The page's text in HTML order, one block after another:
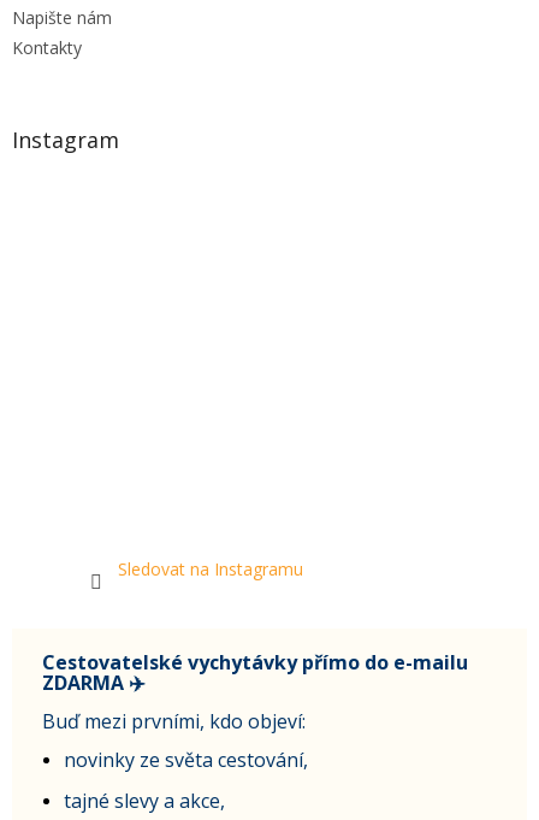
Napište nám
Kontakty
Instagram
Sledovat na Instagramu
Cestovatelské vychytávky přímo do e-mailu
ZDARMA ✈️
Buď mezi prvními, kdo objeví:
novinky ze světa cestování,
tajné slevy a akce,